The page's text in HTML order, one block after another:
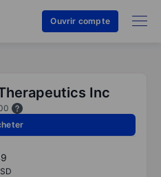
Ouvrir compte
Inc